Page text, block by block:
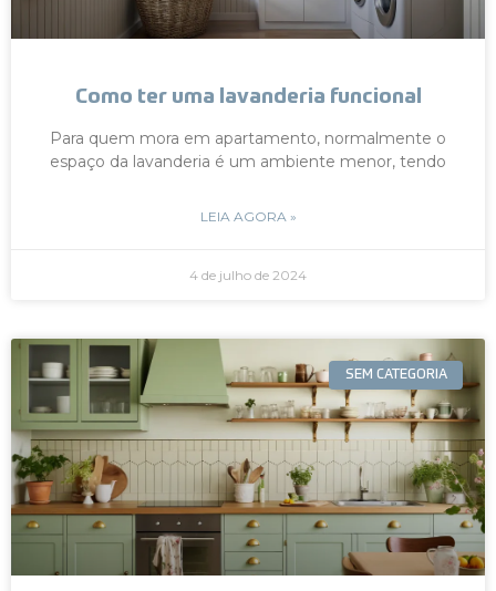
Como ter uma lavanderia funcional
Para quem mora em apartamento, normalmente o
espaço da lavanderia é um ambiente menor, tendo
LEIA AGORA »
4 de julho de 2024
SEM CATEGORIA